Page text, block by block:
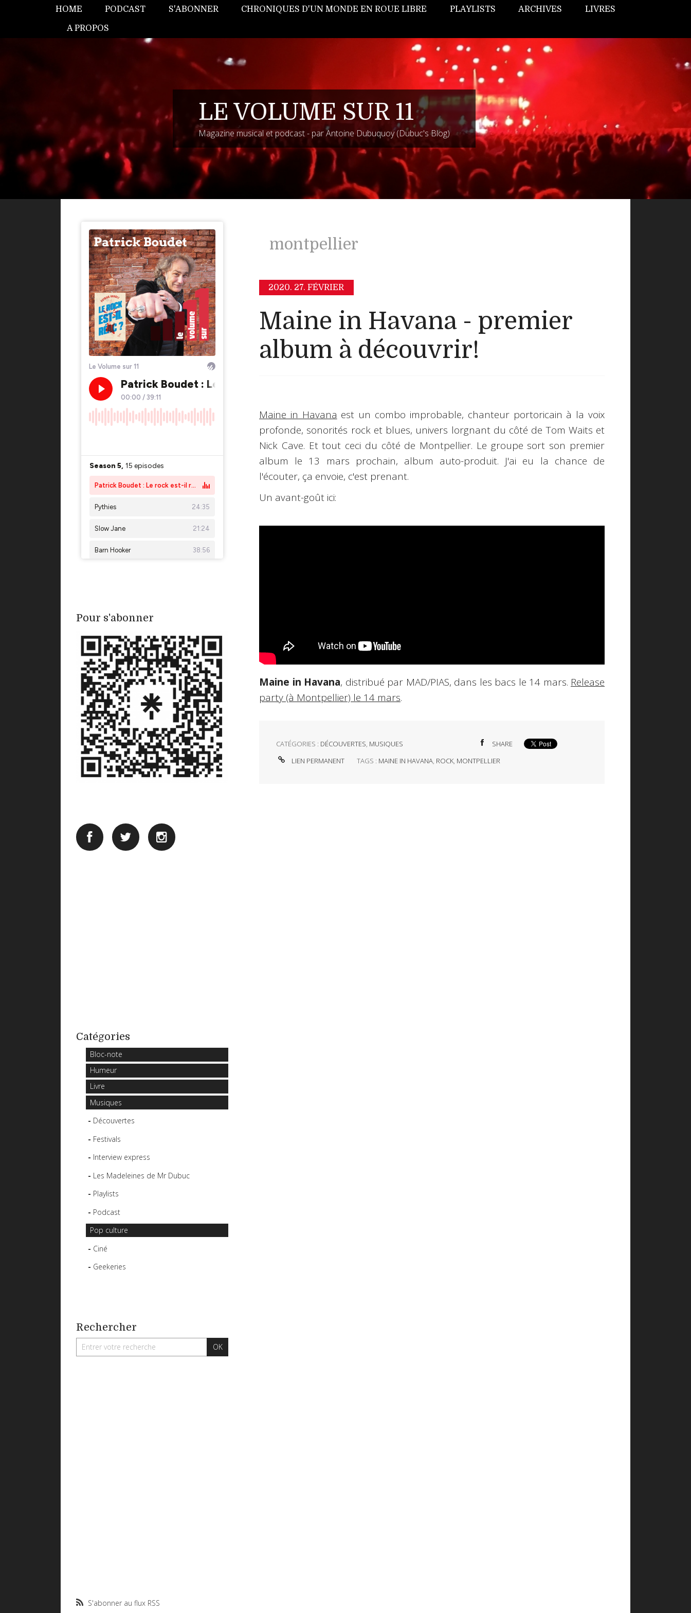
HOME PODCAST S'ABONNER CHRONIQUES D'UN MONDE EN ROUE LIBRE PLAYLISTS ARCHIVES LIVRES
A PROPOS
LE VOLUME SUR 11
Magazine musical et podcast - par Antoine Dubuquoy (Dubuc's Blog)
Pour s'abonner
Catégories
Bloc-note
Humeur
Livre
Musiques
Découvertes
Festivals
Interview express
Les Madeleines de Mr Dubuc
Playlists
Podcast
Pop culture
Ciné
Geekeries
Rechercher
S'abonner au flux RSS
montpellier
2020. 27. FÉVRIER
Maine in Havana - premier
album à découvrir!
Maine in Havana est un combo improbable, chanteur portoricain à la voix
profonde, sonorités rock et blues, univers lorgnant du côté de Tom Waits et
Nick Cave. Et tout ceci du côté de Montpellier. Le groupe sort son premier
album le 13 mars prochain, album auto-produit. J'ai eu la chance de
l'écouter, ça envoie, c'est prenant.
Un avant-goût ici:
Maine in Havana, distribué par MAD/PIAS, dans les bacs le 14 mars. Release
party (à Montpellier) le 14 mars.
CATÉGORIES : DÉCOUVERTES, MUSIQUES
SHARE
LIEN PERMANENT
TAGS : MAINE IN HAVANA, ROCK, MONTPELLIER